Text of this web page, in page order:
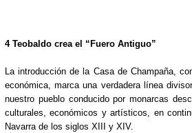
4 Teobaldo crea el “Fuero Antiguo”
La introducción de la Casa de Champaña,
económica, marca una verdadera línea
nuestro pueblo conducido por monarcas
culturales, económicos y artísticos, en
Navarra de los siglos XIII y XIV.